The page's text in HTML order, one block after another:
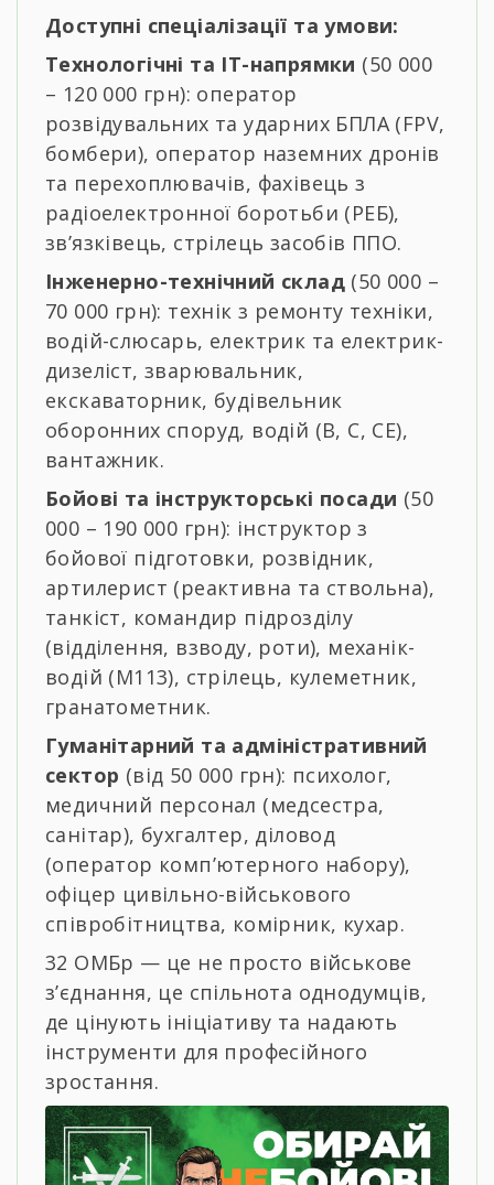
Доступні спеціалізації та умови:
Технологічні та ІТ-напрямки (50 000
– 120 000 грн): оператор
розвідувальних та ударних БПЛА (FPV,
бомбери), оператор наземних дронів
та перехоплювачів, фахівець з
радіоелектронної боротьби (РЕБ),
зв’язківець, стрілець засобів ППО.
Інженерно-технічний склад (50 000 –
70 000 грн): технік з ремонту техніки,
водій-слюсарь, електрик та електрик-
дизеліст, зварювальник,
екскаваторник, будівельник
оборонних споруд, водій (В, С, СЕ),
вантажник.
Бойові та інструкторські посади (50
000 – 190 000 грн): інструктор з
бойової підготовки, розвідник,
артилерист (реактивна та ствольна),
танкіст, командир підрозділу
(відділення, взводу, роти), механік-
водій (М113), стрілець, кулеметник,
гранатометник.
Гуманітарний та адміністративний
сектор (від 50 000 грн): психолог,
медичний персонал (медсестра,
санітар), бухгалтер, діловод
(оператор комп’ютерного набору),
офіцер цивільно-військового
співробітництва, комірник, кухар.
32 ОМБр — це не просто військове
з’єднання, це спільнота однодумців,
де цінують ініціативу та надають
інструменти для професійного
зростання.